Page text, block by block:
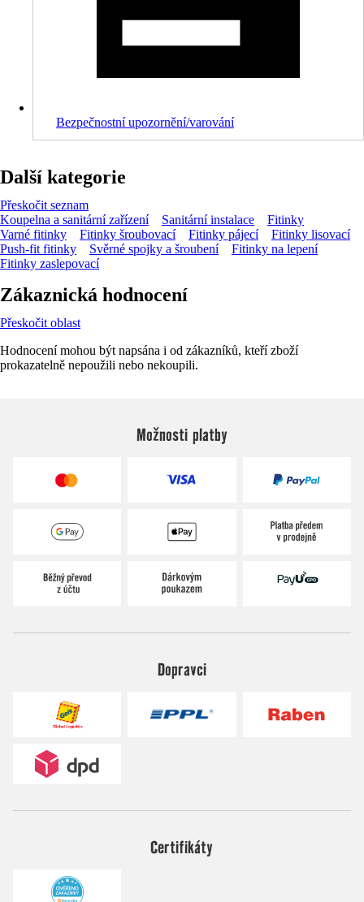
Bezpečnostní upozornění/varování
Další kategorie
Přeskočit seznam
Koupelna a sanitární zařízení
Sanitární instalace
Fitinky
Varné fitinky
Fitinky šroubovací Fitinky pájecí
Fitinky lisovací
Push-fit fitinky
Svěrné spojky a šroubení
Fitinky na lepení
Fitinky zaslepovací
Zákaznická hodnocení
Přeskočit oblast
Hodnocení mohou být napsána i od zákazníků, kteří zboží
prokazatelně nepoužili nebo nekoupili.
Možnosti platby
Dopravci
Certifikáty